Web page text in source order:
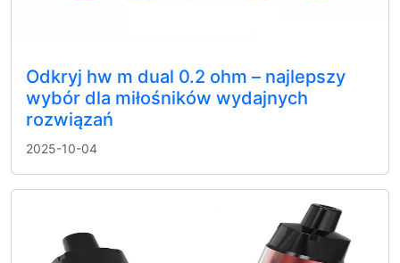
Odkryj hw m dual 0.2 ohm – najlepszy
wybór dla miłośników wydajnych
rozwiązań
2025-10-04